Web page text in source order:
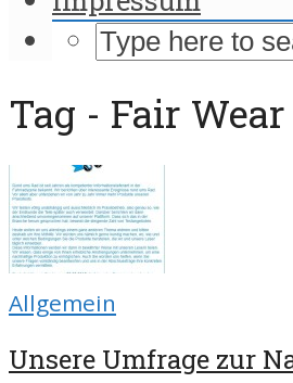
Tag - Fair Wear
Allgemein
Unsere Umfrage zur